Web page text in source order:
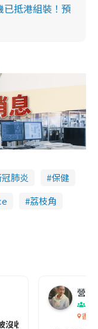
已抵港組裝！預
肺炎
保健
荔枝角
收😱出發前切記檢查
營養
香港